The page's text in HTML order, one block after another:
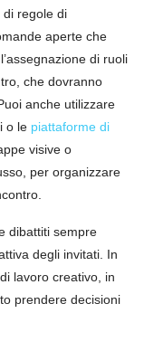
di regole di
aperte che
di ruoli
che dovranno
anche utilizzare
o le piattaforme di
visive o
per organizzare
dibattiti sempre
degli invitati. In
lavoro creativo, in
prendere decisioni